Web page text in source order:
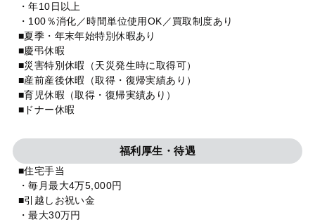
・年10日以上
・100％消化／時間単位使用OK／買取制度あり
■夏季・年末年始特別休暇あり
■慶弔休暇
■災害特別休暇（天災発生時に取得可）
■産前産後休暇（取得・復帰実績あり）
■育児休暇（取得・復帰実績あり）
■ドナー休暇
福利厚生・待遇
■住宅手当
・毎月最大4万5,000円
■引越しお祝い金
・最大30万円